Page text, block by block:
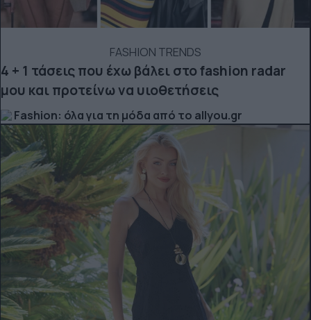
FASHION TRENDS
4 + 1 τάσεις που έχω βάλει στο fashion radar
μου και προτείνω να υιοθετήσεις
Fashion: όλα για τη μόδα από το allyou.gr